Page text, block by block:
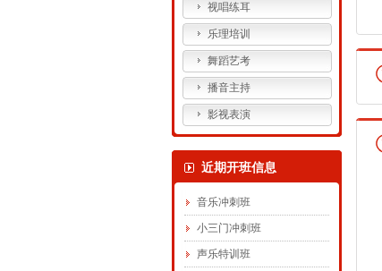
视唱练耳
乐理培训
舞蹈艺考
播音主持
影视表演
近期开班信息
音乐冲刺班
小三门冲刺班
声乐特训班